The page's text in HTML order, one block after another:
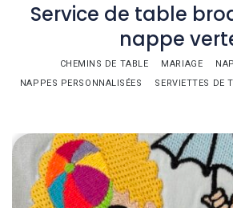
Service de table
nappe
CHEMINS DE TABLE MARIAGE
NAPPES PERSONNALISÉES
SERVIETTES DE